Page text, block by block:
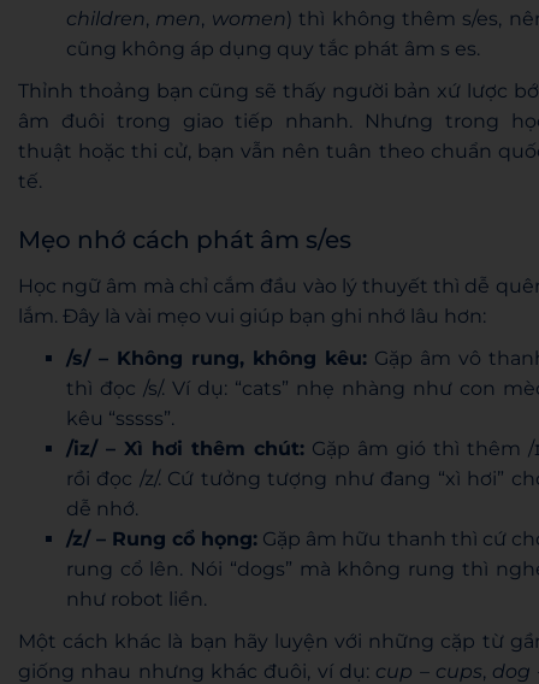
children, men, women) thì không thêm s/es,
cũng không áp dụng quy tắc phát âm s es.
Thỉnh thoảng bạn cũng sẽ thấy người bản xứ lược
âm đuôi trong giao tiếp nhanh. Nhưng trong
thuật hoặc thi cử, bạn vẫn nên tuân theo chuẩn
tế.
Mẹo nhớ cách phát âm s/es
Học ngữ âm mà chỉ cắm đầu vào lý thuyết thì dễ
lắm. Đây là vài mẹo vui giúp bạn ghi nhớ lâu hơn:
/s/ – Không rung, không kêu:Gặp âm vô
thì đọc /s/. Ví dụ: “cats” nhẹ nhàng như con
kêu “sssss”.
/iz/ – Xì hơi thêm chút:Gặp âm gió thì thêm /
rồi đọc /z/. Cứ tưởng tượng như đang “xì hơi”
dễ nhớ.
/z/ – Rung cổ họng: Gặp âm hữu thanh thì cứ
rung cổ lên. Nói “dogs” mà không rung thì
như robot liền.
Một cách khác là bạn hãy luyện với những cặp từ
giống nhau nhưng khác đuôi, ví dụ: cup – cups, dog